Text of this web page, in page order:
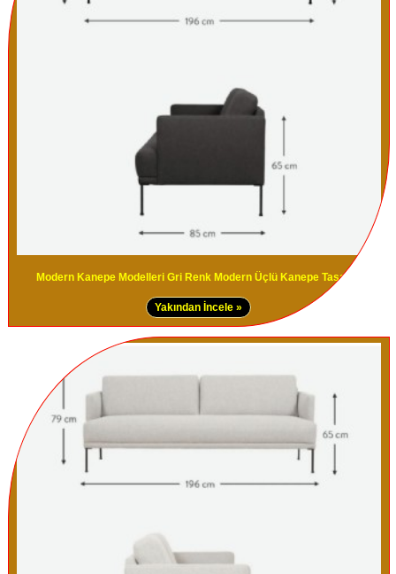
Modern Kanepe Modelleri Gri Renk Modern Üçlü Kanepe Tasarımı
Yakından İncele »